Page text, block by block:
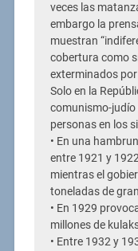
veces las
embargo la
muestran
cobertura como
exterminados
Solo en la
comunismo-judío
personas en los
• En una
entre 1921 y
mientras el
toneladas de
• En 1929
millones de
• Entre 1932 y